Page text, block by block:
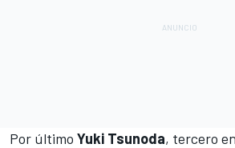
Por último Yuki Tsunoda, tercero